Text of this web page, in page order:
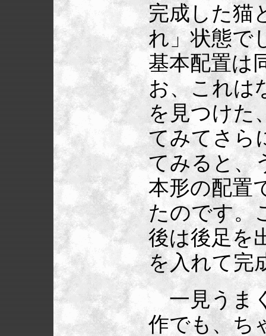
完成した猫
れ」状態で
基本配置は
お、これは
を見つけた
てみてさら
てみると、
本形の配置
たのです。
後は後足を
を入れて完
一見うま
作でも、ち